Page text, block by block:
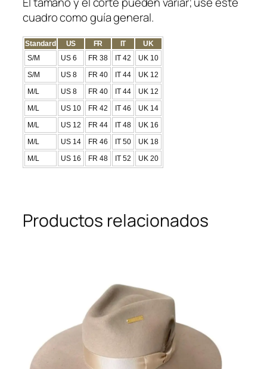
cuadro como guía general.
Standard US FR IT
UK
S/M
US 6 FR 38 IT 42
UK 10
S/M
US 8 FR 40 IT 44
UK 12
M/L
US 8 FR 40 IT 44
UK 12
M/L
US 10 FR 42 IT 46
UK 14
M/L
US 12 FR 44 IT 48
UK 16
M/L
US 14 FR 46 IT 50
UK 18
M/L
US 16 FR 48 IT 52 UK 20
Productos relacionados